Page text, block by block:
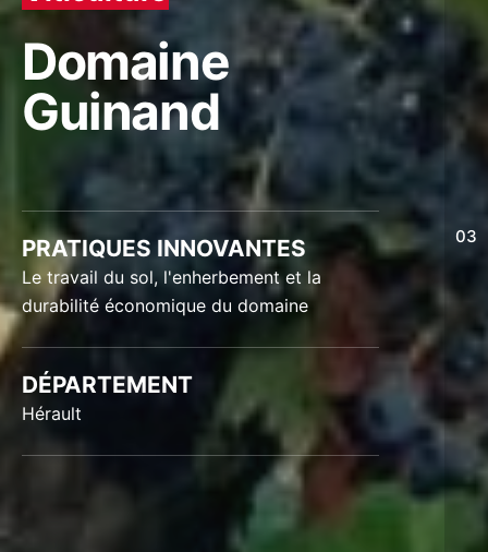
03
Domaine
Guinand
PRATIQUES INNOVANTES
Le travail du sol, l'enherbement et la
durabilité économique du domaine
DÉPARTEMENT
Hérault